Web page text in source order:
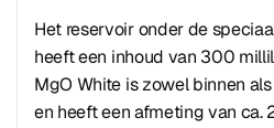
Het reservoir onder de
heeft een inhoud van 300
MgO White is zowel binnen
en heeft een afmeting van ca.